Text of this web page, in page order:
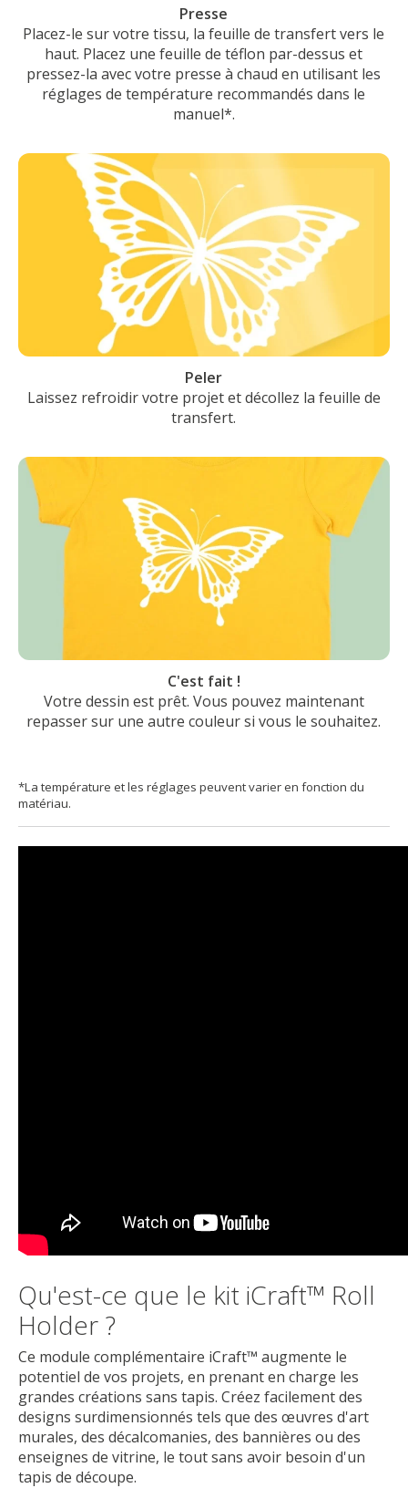
Presse
Placez-le sur votre tissu, la feuille de transfert vers le
haut. Placez une feuille de téflon par-dessus et
pressez-la avec votre presse à chaud en utilisant les
réglages de température recommandés dans le
manuel*.
Peler
Laissez refroidir votre projet et décollez la feuille de
transfert.
C'est fait !
Votre dessin est prêt. Vous pouvez maintenant
repasser sur une autre couleur si vous le souhaitez.
*La température et les réglages peuvent varier en fonction du
matériau.
Qu'est-ce que le kit iCraft™ Roll
Holder ?
Ce module complémentaire iCraft™ augmente le
potentiel de vos projets, en prenant en charge les
grandes créations sans tapis. Créez facilement des
designs surdimensionnés tels que des œuvres d'art
murales, des décalcomanies, des bannières ou des
enseignes de vitrine, le tout sans avoir besoin d'un
tapis de découpe.